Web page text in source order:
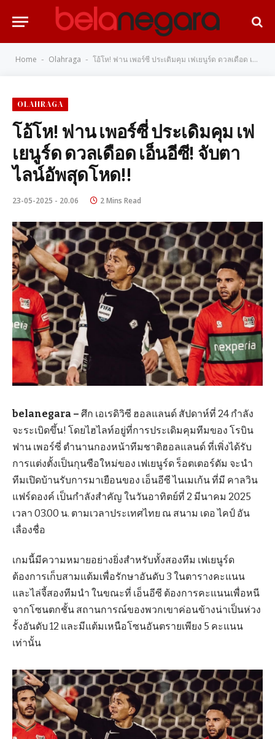
Home - Olahraga - โอ้โห! ฟาน เพอร์ซี่ ประเดิมคุม เฟเยนูร์ด ดวลเดือด เอ็นอีซี! จับตาไลน์อัพสุดโหด!!
OLAHRAGA
โอ้โห! ฟาน เพอร์ซี่ ประเดิมคุม เฟ
เยนูร์ด ดวลเดือด เอ็นอีซี! จับตา
ไลน์อัพสุดโหด!!
23-05-2025 - 20.06 2 Mins Read
belanegara – ศึก เอเรดิวิซี ฮอลแลนด์ สัปดาห์ที่ 24 กำลัง
จะระเบิดขึ้น! โดยไฮไลท์อยู่ที่การประเดิมคุมทีมของ โรบิน
ฟาน เพอร์ซี่ ตำนานกองหน้าทีมชาติฮอลแลนด์ ที่เพิ่งได้รับ
การแต่งตั้งเป็นกุนซือใหม่ของ เฟเยนูร์ด ร็อตเตอร์ดัม จะนำ
ทีมเปิดบ้านรับการมาเยือนของ เอ็นอีซี ไนเมเก้น ที่มี คาลวิน
แฟร์ดองค์ เป็นกำลังสำคัญ ในวันอาทิตย์ที่ 2 มีนาคม 2025
เวลา 03.00 น. ตามเวลาประเทศไทย ณ สนาม เดอ ไคป์ อัน
เลื่องชื่อ
เกมนี้มีความหมายอย่างยิ่งสำหรับทั้งสองทีม เฟเยนูร์ด
ต้องการเก็บสามแต้มเพื่อรักษาอันดับ 3 ในตารางคะแนน
และไล่จี้สองทีมนำ ในขณะที่ เอ็นอีซี ต้องการคะแนนเพื่อหนี
จากโซนตกชั้น สถานการณ์ของพวกเขาค่อนข้างน่าเป็นห่วง
รั้งอันดับ 12 และมีแต้มเหนือโซนอันตรายเพียง 5 คะแนน
เท่านั้น